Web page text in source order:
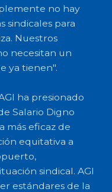
no hay
sindicales para
Nuestros
necesitan un
ya tienen".
ha presionado
Salario Digno
más eficaz de
equitativa a
sindical. AGI
estándares de la